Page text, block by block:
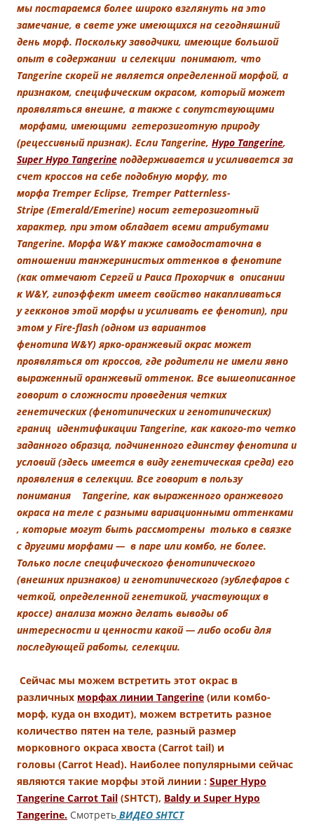
мы постараемся более широко взглянуть на это
замечание, в свете уже имеющихся на сегодняшний
день морф. Поскольку заводчики, имеющие большой
опыт в содержании и селекции понимают, что
Tangerine скорей не является определенной морфой, а
признаком, специфическим окрасом, который может
проявляться внешне, а также с сопутствующими
морфами, имеющими гетерозиготную природу
(рецессивный признак). Если Tangerine, Hypo Tangerine,
Super Hypo Tangerine поддерживается и усиливается за
счет кроссов на себе подобную морфу, то
морфа Tremper Eclipse, Tremper Patternless-
Stripe (Emerald/Emerine) носит гетерозиготный
характер, при этом обладает всеми атрибутами
Tangerine. Морфа W&Y также самодостаточна в
отношении танжеринистых оттенков в фенотипе
(как отмечают Сергей и Раиса Прохорчик в описании
к W&Y, гипоэффект имеет свойство накапливаться
у гекконов этой морфы и усиливать ее фенотип), при
этом у Fire-flash (одном из вариантов
фенотипа W&Y) ярко-оранжевый окрас может
проявляться от кроссов, где родители не имели явно
выраженный оранжевый оттенок. Все вышеописанное
говорит о сложности проведения четких
генетических (фенотипических и генотипических)
границ идентификации Tangerine, как какого-то четко
заданного образца, подчиненного единству фенотипа и
условий (здесь имеется в виду генетическая среда) его
проявления в селекции. Все говорит в пользу
понимания
Tangerine, как выраженного оранжевого
окраса на теле с разными вариационными оттенками
, которые могут быть рассмотрены только в связке
с другими морфами — в паре или комбо, не более.
Только после специфического фенотипического
(внешних признаков) и генотипического (эублефаров с
четкой, определенной генетикой, участвующих в
кроссе) анализа можно делать выводы об
интересности и ценности какой — либо особи для
последующей работы, селекции.
Сейчас мы можем встретить этот окрас в
различных морфах линии Tangerine (или комбо-
морф, куда он входит), можем встретить разное
количество пятен на теле, разный размер
морковного окраса хвоста (Carrot tail) и
головы (Carrot Head). Наиболее популярными сейчас
являются такие морфы этой линии : Super Hypo
Tangerine Carrot Tail (SHTCT), Baldy и Super Hypo
Tangerine. Смотреть ВИДЕО SHTCT